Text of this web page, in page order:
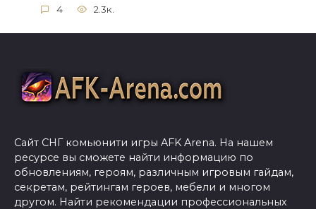
4 2.3к.
Сайт СНГ комьюнити игры AFK Arena. На нашем
ресурсе вы сможете найти информацию по
обновлениям, героям, различным игровым гайдам,
секретам, рейтингам героев, мебели и многом
другом. Найти рекомендации профессиональных